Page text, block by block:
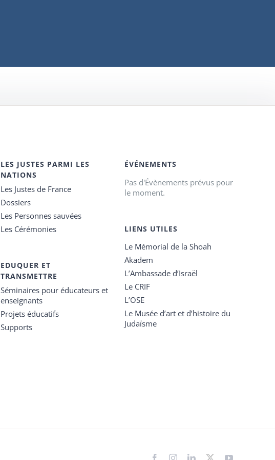
LES JUSTES PARMI LES
NATIONS
Les Justes de France
Dossiers
Les Personnes sauvées
Les Cérémonies
EDUQUER ET
TRANSMETTRE
Séminaires pour éducateurs et
enseignants
Projets éducatifs
Supports
ÉVÉNEMENTS
Pas d'Évènements prévus pour
le moment.
LIENS UTILES
Le Mémorial de la Shoah
Akadem
L’Ambassade d’Israël
Le CRIF
L’OSE
Le Musée d’art et d’histoire du
Judaïsme
FacebookInstagramLinkedIn
X YouTube